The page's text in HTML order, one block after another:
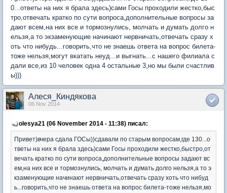
0...ответы на них я брала здесь)сами Госы проходили жестко,быс
тро,отвечать кратко по сути вопроса,дополнительные вопросы за
дают всем,на них все и тормознулись, молчать и думать долго н
ельзя,а то экзаменующие начинают нервничать,отвечать сразу х
оть что нибудь...говорить,что не знаешь ответа на вопрос билета-
тоже нельзя,могут вкатать неуд...и выгнать...с нашего филиала с
дали все,из 10 человек одна 4 остальные 3,но мы были счастлив
ы)))
Алеся_Киндякова
06 Nov 2014
olesya21 (06 November 2014 - 11:38) писал:
Привет)вчера сдала ГОСы))сдавали по старым вопросам,где 130...о
тветы на них я брала здесь)сами Госы проходили жестко,быстро,от
вечать кратко по сути вопроса,дополнительные вопросы задают вс
ем,на них все и тормознулись, молчать и думать долго нельзя,а то э
кзаменующие начинают нервничать,отвечать сразу хоть что нибуд
ь...говорить,что не знаешь ответа на вопрос билета-тоже нельзя,мо